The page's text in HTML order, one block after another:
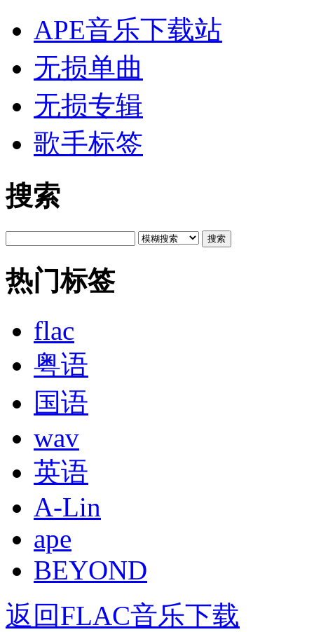
APE音乐下载站
无损单曲
无损专辑
歌手标签
搜索
搜索
热门标签
flac
粤语
国语
wav
英语
A-Lin
ape
BEYOND
返回FLAC音乐下载